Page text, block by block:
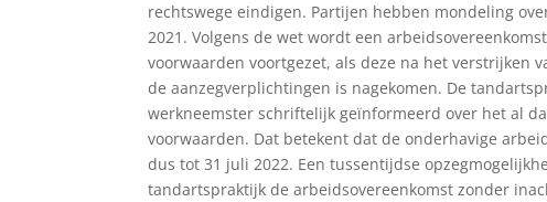
rechtswege eindigen. Partijen hebben mondeling
2021. Volgens de wet wordt een
voorwaarden voortgezet, als deze na het verstrijken
de aanzegverplichtingen is nagekomen. De
werkneemster schriftelijk geïnformeerd over het al
voorwaarden. Dat betekent dat de onderhavige
dus tot 31 juli 2022. Een tussentijdse
tandartspraktijk de arbeidsovereenkomst zonder